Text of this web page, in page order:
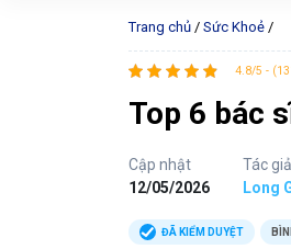
Trang chủ / Sức Khoẻ /
4.8/5 -
Top 6 bác
Cập nhật
12/05/2026
Tác
Long
ĐÃ KIỂM DUYỆT